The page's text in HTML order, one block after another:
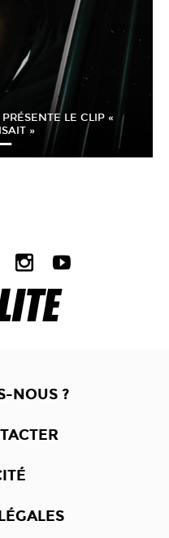
LE CLIP «
»
NOUS ?